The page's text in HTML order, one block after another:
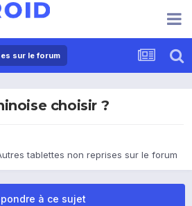
sur le forum
choisir ?
tablettes non reprises sur le forum
à ce sujet